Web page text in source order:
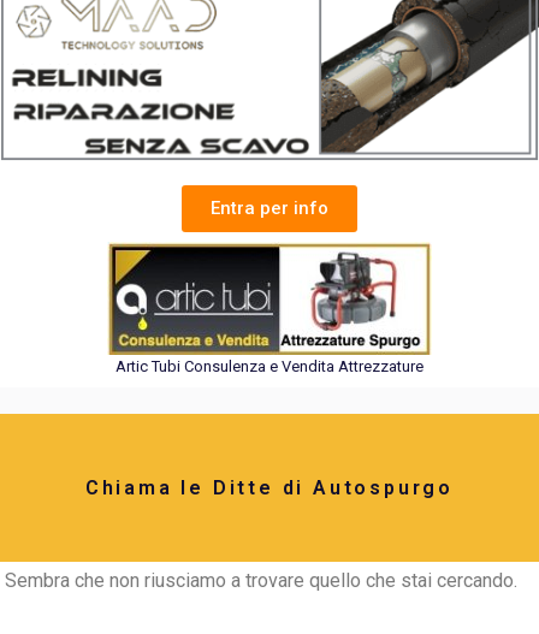
Entra per info
Artic Tubi Consulenza e Vendita Attrezzature
Chiama le Ditte di Autospurgo
Sembra che non riusciamo a trovare quello che stai cercando.